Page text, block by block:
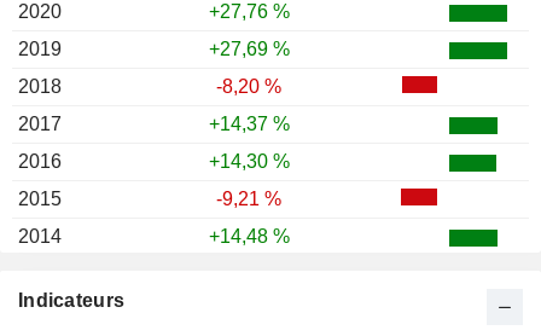
Indicateurs
2020
+27,76 %
2019
+27,69 %
2018
-8,20 %
2017
+14,37 %
2016
+14,30 %
2015
-9,21 %
2014
+14,48 %
2012